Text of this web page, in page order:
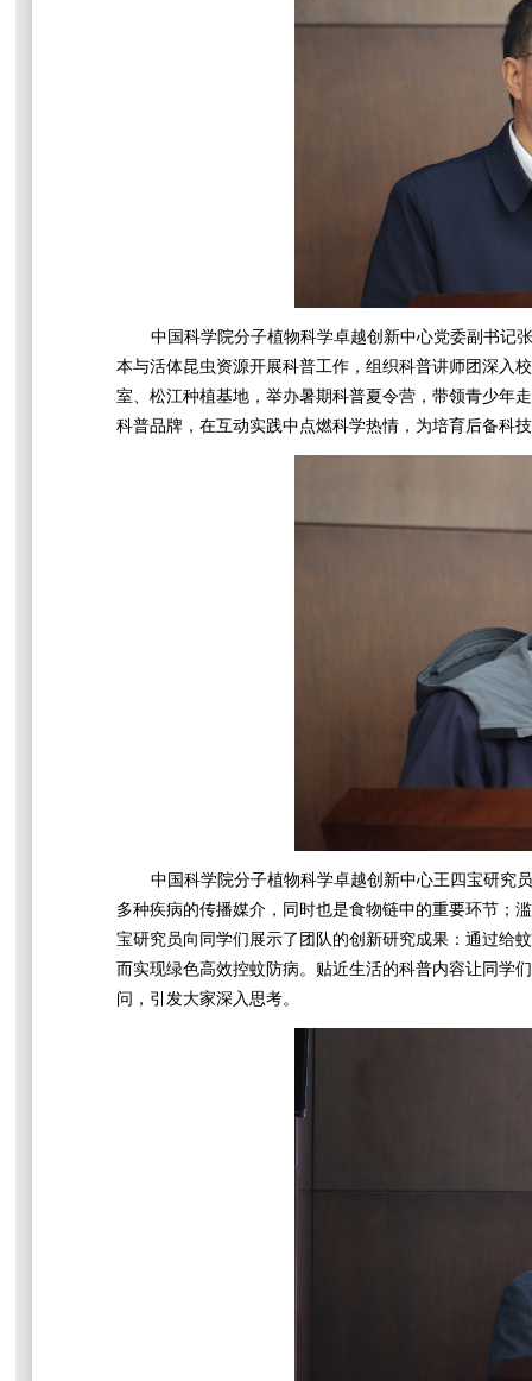
中国科学院分子植物科学卓越创新中心党委副书记
本与活体昆虫资源开展科普工作，组织科普讲师团深入
室、松江种植基地，举办暑期科普夏令营，带领青少年
科普品牌，在互动实践中点燃科学热情，为培育后备科
中国科学院分子植物科学卓越创新中心王四宝研究
多种疾病的传播媒介，同时也是食物链中的重要环节；
宝研究员向同学们展示了团队的创新研究成果：通过给
而实现绿色高效控蚊防病。贴近生活的科普内容让同学
问，引发大家深入思考。